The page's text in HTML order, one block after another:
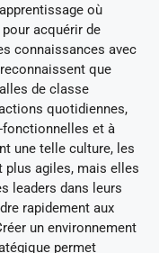
où
acquérir de
connaissances avec
que
de classe
quotidiennes,
fonctionnelles et à
une telle culture, les
plus agiles, mais elles
leaders dans leurs
rapidement aux
un environnement
permet